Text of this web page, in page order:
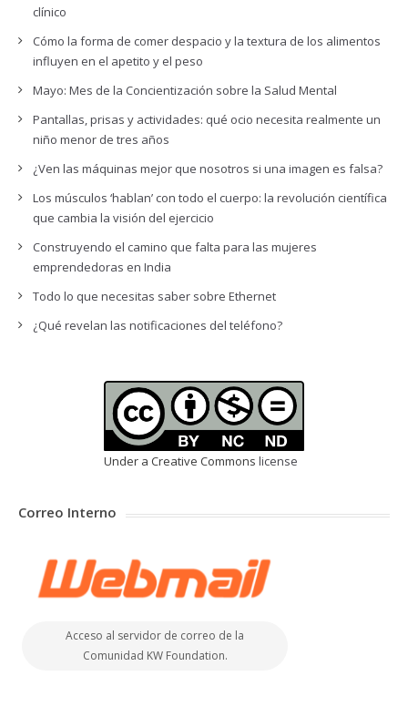
clínico
Cómo la forma de comer despacio y la textura de los alimentos
influyen en el apetito y el peso
Mayo: Mes de la Concientización sobre la Salud Mental
Pantallas, prisas y actividades: qué ocio necesita realmente un
niño menor de tres años
¿Ven las máquinas mejor que nosotros si una imagen es falsa?
Los músculos ‘hablan’ con todo el cuerpo: la revolución científica
que cambia la visión del ejercicio
Construyendo el camino que falta para las mujeres
emprendedoras en India
Todo lo que necesitas saber sobre Ethernet
¿Qué revelan las notificaciones del teléfono?
Under a Creative Commons license
Correo Interno
Acceso al servidor de correo de la
Comunidad KW Foundation.